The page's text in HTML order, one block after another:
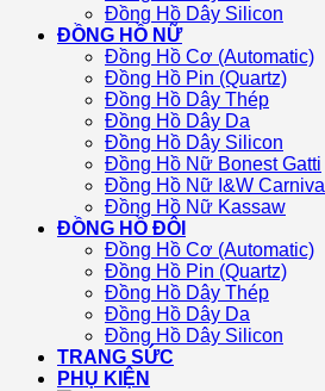
Đồng Hồ Dây Silicon
ĐỒNG HỒ NỮ
Đồng Hồ Cơ (Automatic)
Đồng Hồ Pin (Quartz)
Đồng Hồ Dây Thép
Đồng Hồ Dây Da
Đồng Hồ Dây Silicon
Đồng Hồ Nữ Bonest Gatti
Đồng Hồ Nữ I&W Carnival
Đồng Hồ Nữ Kassaw
ĐỒNG HỒ ĐÔI
Đồng Hồ Cơ (Automatic)
Đồng Hồ Pin (Quartz)
Đồng Hồ Dây Thép
Đồng Hồ Dây Da
Đồng Hồ Dây Silicon
TRANG SỨC
PHỤ KIỆN